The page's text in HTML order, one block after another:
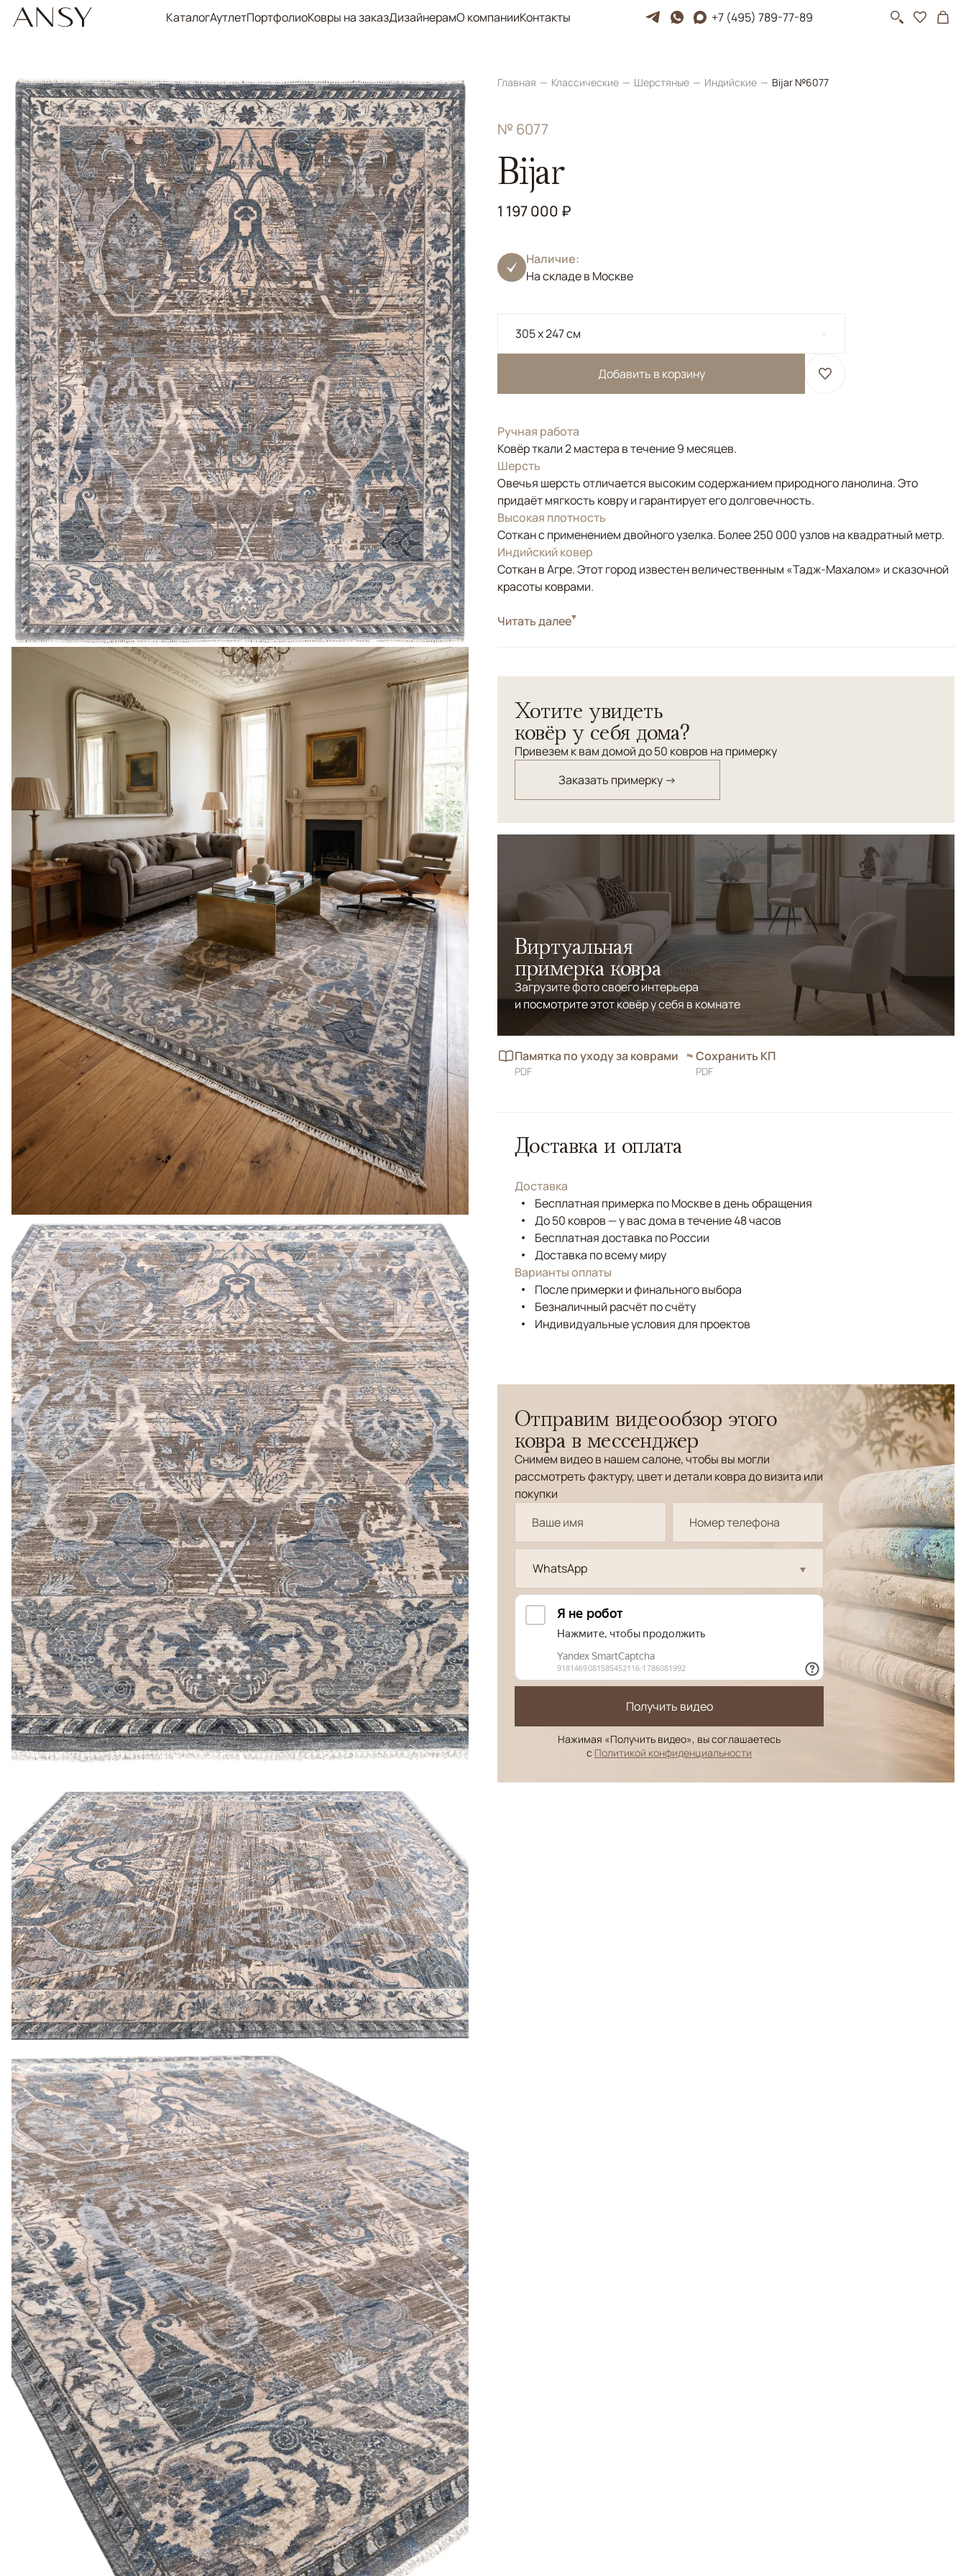
КаталогАутлетПортфолиоКовры на заказДизайнерамО компанииКонтакты +7 (495) 789-77-89
Главная Классические Шерстяные Индийские Bijar №6077
№ 6077
Bijar
1 197 000 ₽
Наличие:
На складе в Москве
305 x 247 см
Добавить в корзину
Ручная работа
Ковёр ткали 2 мастера в течение 9 месяцев.
Шерсть
Овечья шерсть отличается высоким содержанием природного ланолина. Это
придаёт мягкость ковру и гарантирует его долговечность.
Высокая плотность
Соткан с применением двойного узелка. Более 250 000 узлов на квадратный метр.
Индийский ковер
Соткан в Агре. Этот город известен величественным «Тадж-Махалом» и сказочной
красоты коврами.
СтильКлассические
приобретает более современное звучание. Глубокие серо-голубые оттенки и
натуральная шерсть создают спокойный, благородный акцент в интерьере. Ковер
добавляет пространству глубину, тепло и ощущение тихой роскоши.
Читать далее
Хотите увидеть
ковёр у себя дома?
Привезем к вам домой до 50 ковров на примерку
Заказать примерку →
Виртуальная
примерка ковра
Загрузите фото своего интерьера
и посмотрите этот ковёр у себя в комнате
Памятка по уходу за коврами
PDF
Сохранить КП
PDF
Доставка и оплата
Доставка
Бесплатная примерка по Москве в день обращения
До 50 ковров — у вас дома в течение 48 часов
Бесплатная доставка по России
Доставка по всему миру
Варианты оплаты
После примерки и финального выбора
Безналичный расчёт по счёту
Индивидуальные условия для проектов
Отправим видеообзор этого
ковра в мессенджер
Снимем видео в нашем салоне, чтобы вы могли
рассмотреть фактуру, цвет и детали ковра до визита или
покупки
WhatsApp
Получить видео
Нажимая «Получить видео», вы соглашаетесь
с Политикой конфиденциальности